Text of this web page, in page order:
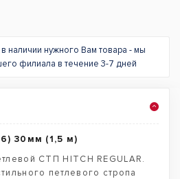
наличии нужного Вам товара - мы
филиала в течение 3-7 дней
30мм (1,5 м)
СТП HITCH REGULAR.
петлевого стропа